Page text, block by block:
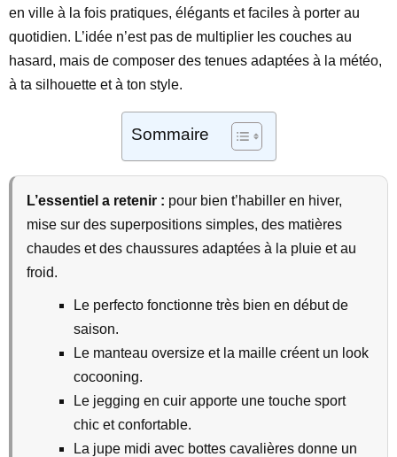
en ville à la fois pratiques, élégants et faciles à porter au
quotidien. L’idée n’est pas de multiplier les couches au
hasard, mais de composer des tenues adaptées à la météo,
à ta silhouette et à ton style.
Sommaire
L’essentiel a retenir : pour bien t’habiller en hiver,
mise sur des superpositions simples, des matières
chaudes et des chaussures adaptées à la pluie et au
froid.
Le perfecto fonctionne très bien en début de
saison.
Le manteau oversize et la maille créent un look
cocooning.
Le jegging en cuir apporte une touche sport
chic et confortable.
La jupe midi avec bottes cavalières donne un